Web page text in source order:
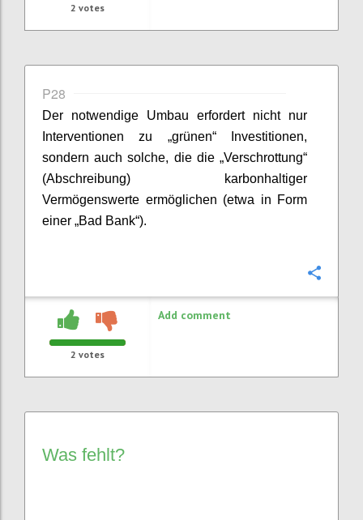
2 votes
P28
Der notwendige Umbau erfordert nicht nur
Interventionen zu „grünen“ Investitionen,
sondern auch solche, die die „Verschrottung“
(Abschreibung) karbonhaltiger
Vermögenswerte ermöglichen (etwa in Form
einer „Bad Bank“).
2 votes
Add comment
Was fehlt?